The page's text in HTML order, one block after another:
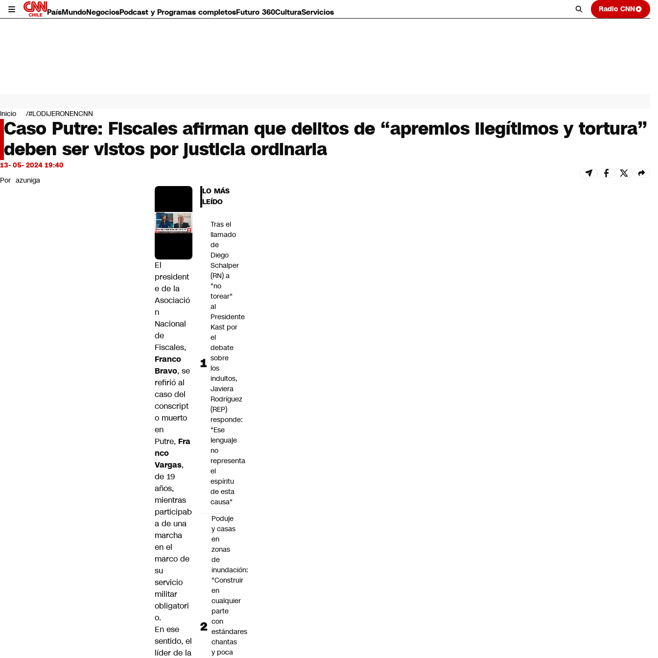
PaísMundoNegociosPodcast y Programas completosFuturo 360CulturaServicios Radio CNN
Mundo
Negocios
Deportes
Programas completos
Cultura
Servicios
CNN Data
Inicio #LODIJERONENCNN
Caso Putre: Fiscales afirman que delitos de “apremios ilegítimos y tortura”
deben ser vistos por justicia ordinaria
13- 05- 2024 19:40
Por azuniga
El
president
e de la
Asociació
n
Nacional
de
Fiscales,
Franco
Bravo, se
refirió al
caso del
conscript
o muerto
en
Putre, Fra
nco
Vargas,
de 19
años,
mientras
participab
a de una
marcha
en el
marco de
su
servicio
militar
obligatori
o.
En ese
sentido, el
líder de la
LO MÁS
LEÍDO
Tras el
llamado
de
Diego
Schalper
(RN) a
"no
torear"
al
Presidente
Kast por
el
debate
sobre
los
indultos,
Javiera
Rodríguez
(REP)
responde:
"Ese
lenguaje
no
representa
el
espíritu
de esta
causa"
Poduje
y casas
en
zonas
de
inundación:
"Construir
en
cualquier
parte
con
estándares
chantas
y poca